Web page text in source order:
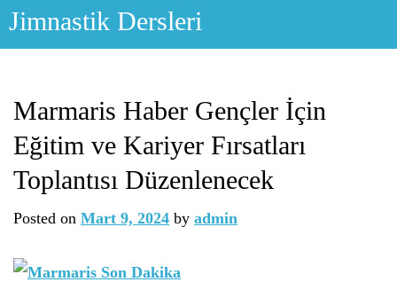
Skip
Jimnastik Dersleri
Marmaris Haber Gençler İçin
Eğitim ve Kariyer Fırsatları
Toplantısı Düzenlenecek
Posted on Mart 9, 2024 by admin